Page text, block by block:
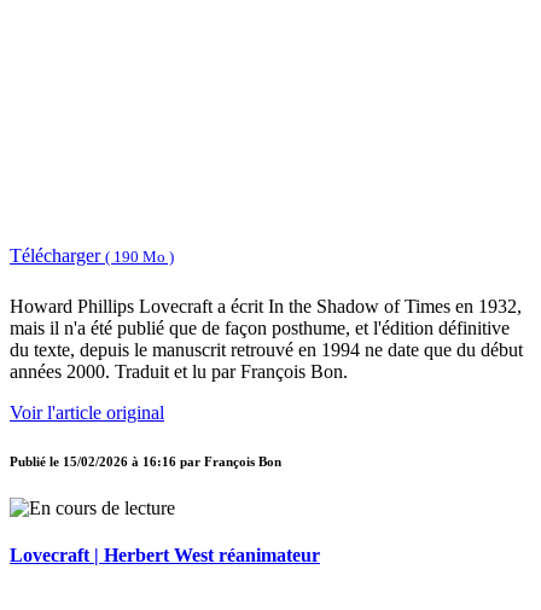
Télécharger ( 190 Mo )
Howard Phillips Lovecraft a écrit In the Shadow of Times en 1932,
mais il n'a été publié que de façon posthume, et l'édition définitive
du texte, depuis le manuscrit retrouvé en 1994 ne date que du début
années 2000. Traduit et lu par François Bon.
Voir l'article original
Publié le 15/02/2026 à 16:16 par François Bon
Lovecraft | Herbert West réanimateur